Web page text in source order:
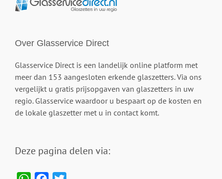
Over Glasservice Direct
Glasservice Direct is een landelijk online platform met
meer dan 153 aangesloten erkende glaszetters. Via ons
vergelijkt u gratis prijsopgaven van glaszetters in uw
regio. Glasservice waardoor u bespaart op de kosten en
de lokale glaszetter met u in contact komt.
Deze pagina delen via: